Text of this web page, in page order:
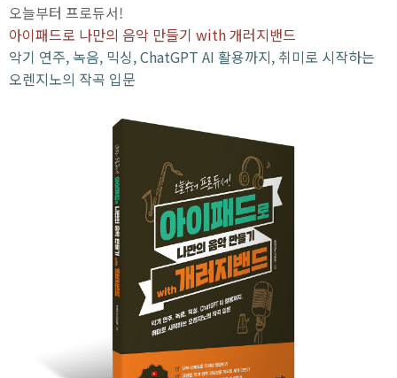
오늘부터 프로듀서!
아이패드로 나만의 음악 만들기 with 개러지밴드
악기 연주, 녹음, 믹싱, ChatGPT AI 활용까지, 취미로 시작하는
오렌지노의 작곡 입문